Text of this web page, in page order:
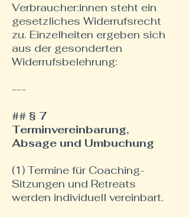
Verbraucher:innen steht ein
gesetzliches Widerrufsrecht
zu. Einzelheiten ergeben sich
aus der gesonderten
Widerrufsbelehrung:
---
## § 7
Terminvereinbarung,
Absage und Umbuchung
(1) Termine für Coaching-
Sitzungen und Retreats
werden individuell vereinbart.